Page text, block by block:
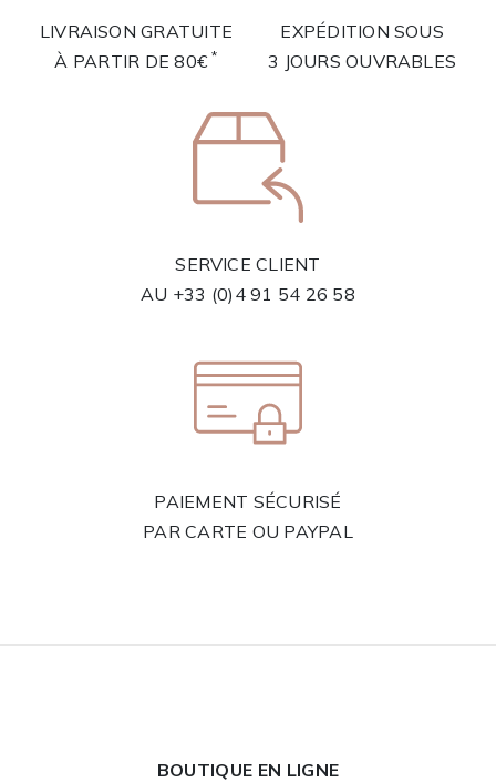
LIVRAISON GRATUITE
À PARTIR DE 80€ *
EXPÉDITION SOUS
3 JOURS OUVRABLES
SERVICE CLIENT
AU +33 (0)4 91 54 26 58
PAIEMENT SÉCURISÉ
PAR CARTE OU PAYPAL
BOUTIQUE EN LIGNE